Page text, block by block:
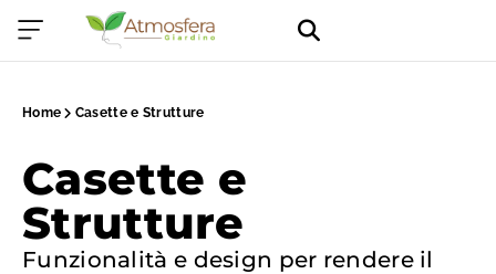
Home Casette e Strutture
Casette e
Strutture
Funzionalità e design per rendere il